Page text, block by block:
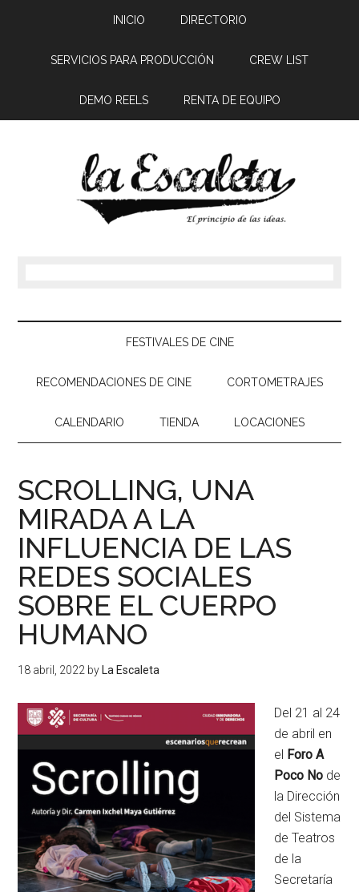
INICIO DIRECTORIO
SERVICIOS PARA PRODUCCIÓN CREW LIST
DEMO REELS RENTA DE EQUIPO
FESTIVALES DE CINE
RECOMENDACIONES DE CINE CORTOMETRAJES
CALENDARIO TIENDA LOCACIONES
SCROLLING, UNA
MIRADA A LA
INFLUENCIA DE LAS
REDES SOCIALES
SOBRE EL CUERPO
HUMANO
18 abril, 2022 by La Escaleta
Del 21 al 24
de abril en
el Foro A
Poco No de
la Dirección
del Sistema
de Teatros
de la
Secretaría